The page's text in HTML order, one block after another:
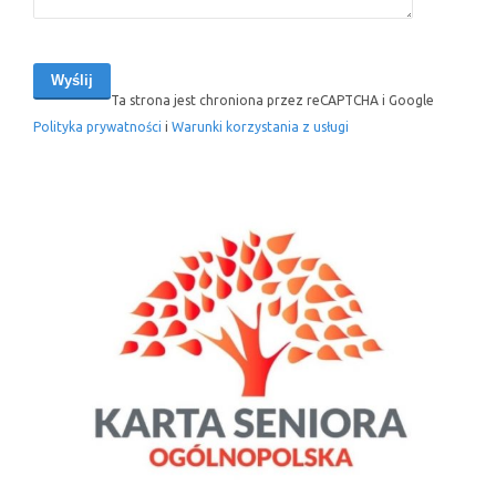
Ta strona jest chroniona przez reCAPTCHA i Google
Polityka prywatności i Warunki korzystania z usługi